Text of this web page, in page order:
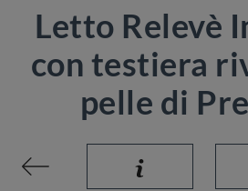
Letto Relevè
con testiera
pelle di